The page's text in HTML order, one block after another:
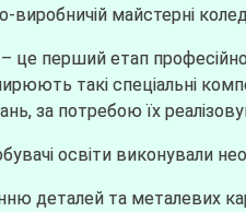
виробничій майстерні
це перший етап
такі спеціальні
за потребою їх
освіти виконували
деталей та металевих